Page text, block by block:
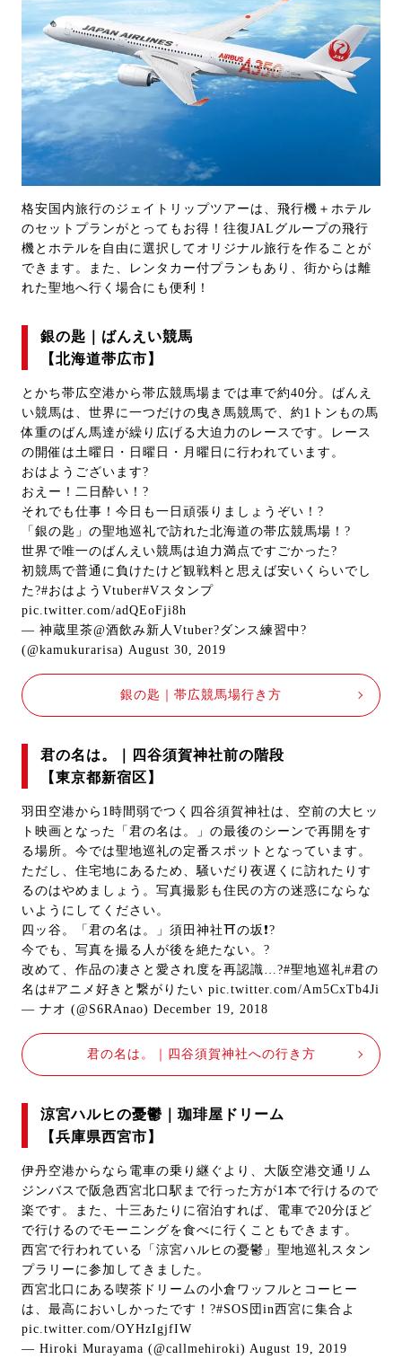
格安国内旅行のジェイトリップツアーは、飛行機＋ホテル
のセットプランがとってもお得！往復JALグループの飛行
機とホテルを自由に選択してオリジナル旅行を作ることが
できます。また、レンタカー付プランもあり、街からは離
れた聖地へ行く場合にも便利！
銀の匙｜ばんえい競馬
【北海道帯広市】
とかち帯広空港から帯広競馬場までは車で約40分。ばんえ
い競馬は、世界に一つだけの曳き馬競馬で、約1トンもの馬
体重のばん馬達が繰り広げる大迫力のレースです。レース
の開催は土曜日・日曜日・月曜日に行われています。
おはようございます?
おえー！二日酔い！?
それでも仕事！今日も一日頑張りましょうぞい！?
「銀の匙」の聖地巡礼で訪れた北海道の帯広競馬場！?
世界で唯一のばんえい競馬は迫力満点ですごかった?
初競馬で普通に負けたけど観戦料と思えば安いくらいでし
た?#おはようVtuber#Vスタンプ
pic.twitter.com/adQEoFji8h
— 神蔵里茶@酒飲み新人Vtuber?ダンス練習中?
(@kamukurarisa) August 30, 2019
銀の匙｜帯広競馬場行き方
君の名は。｜四谷須賀神社前の階段
【東京都新宿区】
羽田空港から1時間弱でつく四谷須賀神社は、空前の大ヒッ
ト映画となった「君の名は。」の最後のシーンで再開をす
る場所。今では聖地巡礼の定番スポットとなっています。
ただし、住宅地にあるため、騒いだり夜遅くに訪れたりす
るのはやめましょう。写真撮影も住民の方の迷惑にならな
いようにしてください。
四ッ谷。「君の名は。」須田神社⛩の坂❗️?
今でも、写真を撮る人が後を絶たない。?
改めて、作品の凄さと愛され度を再認識…?#聖地巡礼#君の
名は#アニメ好きと繋がりたい pic.twitter.com/Am5CxTb4Ji
— ナオ (@S6RAnao) December 19, 2018
君の名は。｜四谷須賀神社への行き方
涼宮ハルヒの憂鬱｜珈琲屋ドリーム
【兵庫県西宮市】
伊丹空港からなら電車の乗り継ぐより、大阪空港交通リム
ジンバスで阪急西宮北口駅まで行った方が1本で行けるので
楽です。また、十三あたりに宿泊すれば、電車で20分ほど
で行けるのでモーニングを食べに行くこともできます。
西宮で行われている「涼宮ハルヒの憂鬱」聖地巡礼スタン
プラリーに参加してきました。
西宮北口にある喫茶ドリームの小倉ワッフルとコーヒー
は、最高においしかったです！?#SOS団in西宮に集合よ
pic.twitter.com/OYHzIgjfIW
— Hiroki Murayama (@callmehiroki) August 19, 2019